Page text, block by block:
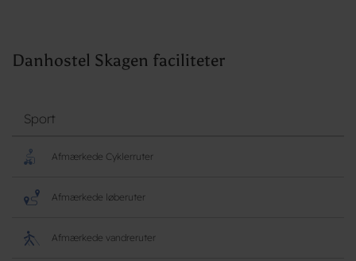
Danhostel Skagen faciliteter
Sport
Afmærkede Cyklerruter
Afmærkede løberuter
Afmærkede vandreruter